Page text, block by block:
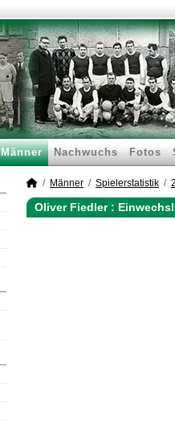
Männer Nachwuchs Fotos
Männer Spielerstatistik
Oliver Fiedler :